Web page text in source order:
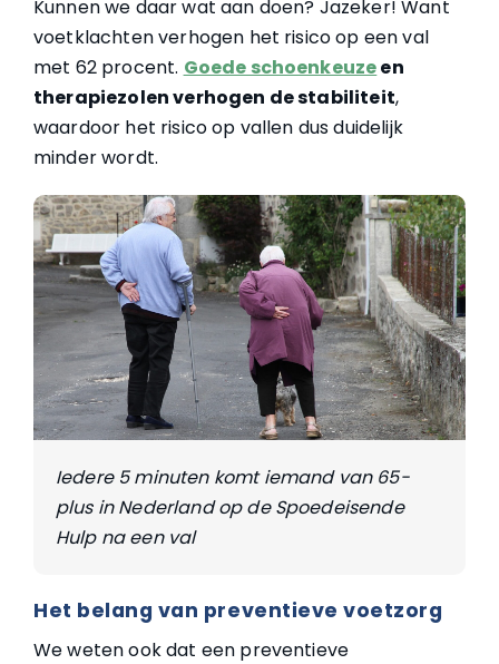
Kunnen we daar wat aan doen? Jazeker! Want
voetklachten verhogen het risico op een val
met 62 procent. Goede schoenkeuzeen
therapiezolen verhogen de stabiliteit,
waardoor het risico op vallen dus duidelijk
minder wordt.
Iedere 5 minuten komt iemand van 65-
plus in Nederland op de Spoedeisende
Hulp na een val
Het belang van preventieve voetzorg
We weten ook dat een preventieve